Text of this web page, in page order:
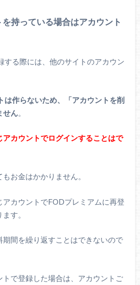
持っている場合はアカウント
する際には、他のサイトのアカウン
は作らないため、「アカウントを削
せん。
アカウントでログインすることはで
お金はかかりません。
アカウントでFODプレミアムに再登
す。
期間を繰り返すことはできないので
トで登録した場合は、アカウントご